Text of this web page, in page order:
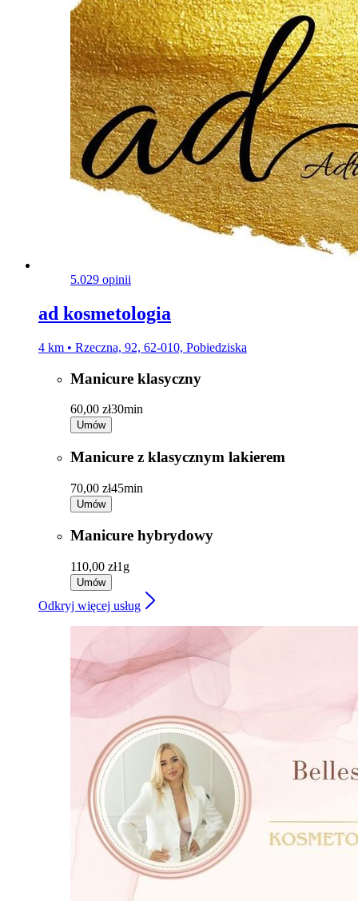
5.029 opinii
ad kosmetologia
4 km • Rzeczna, 92, 62-010, Pobiedziska
Manicure klasyczny
60,00 zł30min
Umów
Manicure z klasycznym lakierem
70,00 zł45min
Umów
Manicure hybrydowy
110,00 zł1g
Umów
Odkryj więcej usług